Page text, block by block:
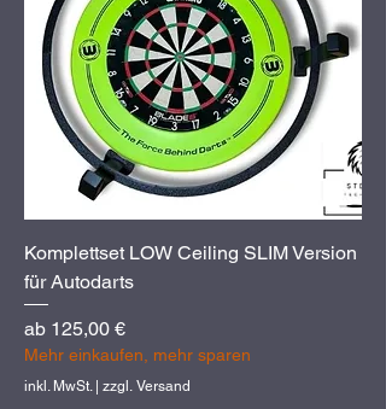
Komplettset LOW Ceiling SLIM Version
für Autodarts
ab 125,00 €
Sale-Preis
Mehr einkaufen, mehr sparen
inkl. MwSt.| zzgl. Versand